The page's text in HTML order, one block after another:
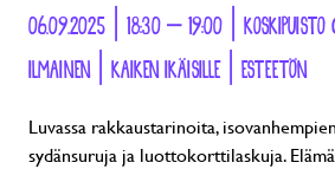
06.09.2025 | 18:30 – 19:00 | KOSKIPUISTO
ILMAINEN | KAIKEN IKÄISILLE | ESTEETÖN
Luvassa rakkaustarinoita,
sydänsuruja ja luottokorttilaskuja.